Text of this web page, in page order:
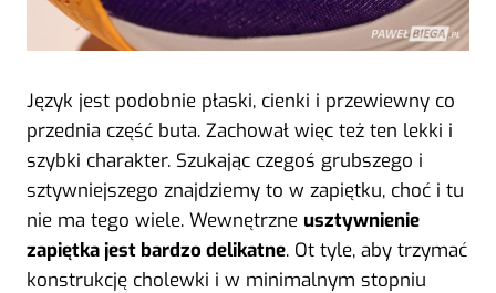
Język jest podobnie płaski, cienki i przewiewny co
przednia część buta. Zachował więc też ten lekki i
szybki charakter. Szukając czegoś grubszego i
sztywniejszego znajdziemy to w zapiętku, choć i tu
nie ma tego wiele. Wewnętrzne usztywnienie
zapiętka jest bardzo delikatne. Ot tyle, aby trzymać
konstrukcję cholewki i w minimalnym stopniu